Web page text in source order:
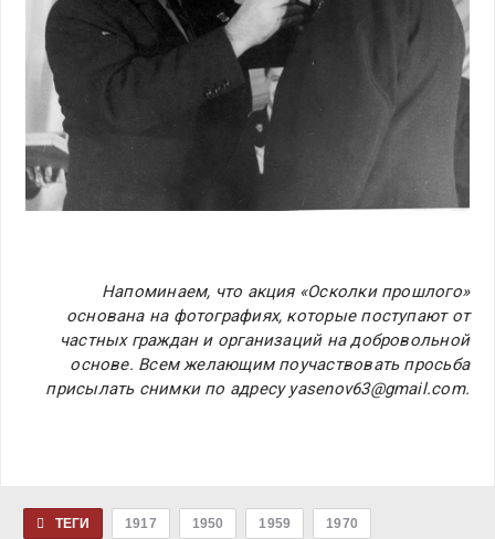
Напоминаем, что акция «Осколки прошлого»
основана на фотографиях, которые поступают от
частных граждан и организаций на добровольной
основе. Всем желающим поучаствовать просьба
присылать снимки по адресу yasenov63@gmail.com.
ТЕГИ 1917 1950 1959 1970